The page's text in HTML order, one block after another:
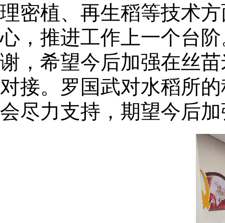
理密植、再生稻等技术
心，推进工作上一个台
谢，希望今后加强在丝
对接。罗国武对水稻所
会尽力支持，期望今后